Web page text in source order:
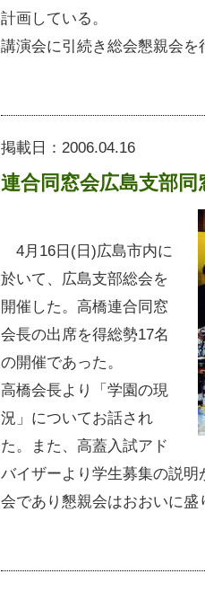
計画している。
講演会に引続き総会懇親会
掲載日： 2006.04.16
連合同窓会広島支部同
4月16日(日)広島市内に
於いて、広島支部総会を
開催した。高橋連合同窓
会長の出席を得総勢17名
の開催であった。
高橋会長より「学園の現
況」についてお話され
た。また、高蓋入試アド
バイザーより学生募集の説
会であり懇親会はおおいに